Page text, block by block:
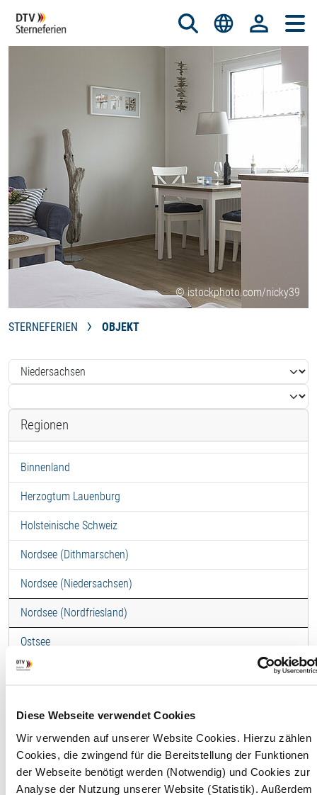
Diese Webseite verwendet Cookies
Wir verwenden auf unserer Website Cookies. Hierzu zählen
Cookies, die zwingend für die Bereitstellung der Funktionen
der Webseite benötigt werden (Notwendig) und Cookies zur
Analyse der Nutzung unserer Website (Statistik). Außerdem
© istockphoto.com/nicky39
STERNEFERIEN OBJEKT
Regionen
Binnenland
Herzogtum Lauenburg
Holsteinische Schweiz
Nordsee (Dithmarschen)
Nordsee (Niedersachsen)
Nordsee (Nordfriesland)
Ostsee
Ferienwohnung - 14804
F
Wohnfläche
95,00
Maximale
2